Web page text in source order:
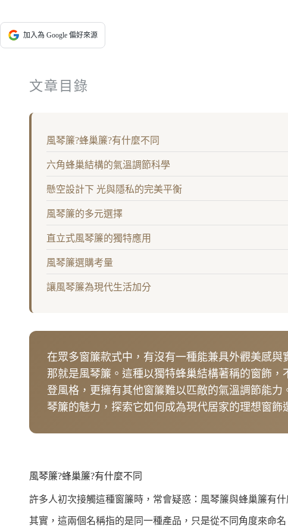
加入為 Google 偏好來源
文章目錄
風琴簾?蜂巢簾?有什麼不同
六角蜂巢結構的氣溫調節科學
懸空設計下 光與隱私的完美平衡
風琴簾的多元選擇
直立式風琴簾的獨特應用
風琴簾選購考量
讓風琴簾為現代生活加分
在眾多窗簾款式中，有沒有一種能兼具外觀美感與
那就是風琴簾。這種以獨特蜂巢結構著稱的窗飾
登風格，更擁有其他窗簾難以匹敵的氣溫調節能
琴簾的魅力，探索它如何成為現代居家的理想窗飾
風琴簾?蜂巢簾?有什麼不同
許多人初次接觸這種窗簾時，常會疑惑：風琴簾與蜂巢簾有什
其實，這兩個名稱指的是同一種產品，只是從不同角度來命